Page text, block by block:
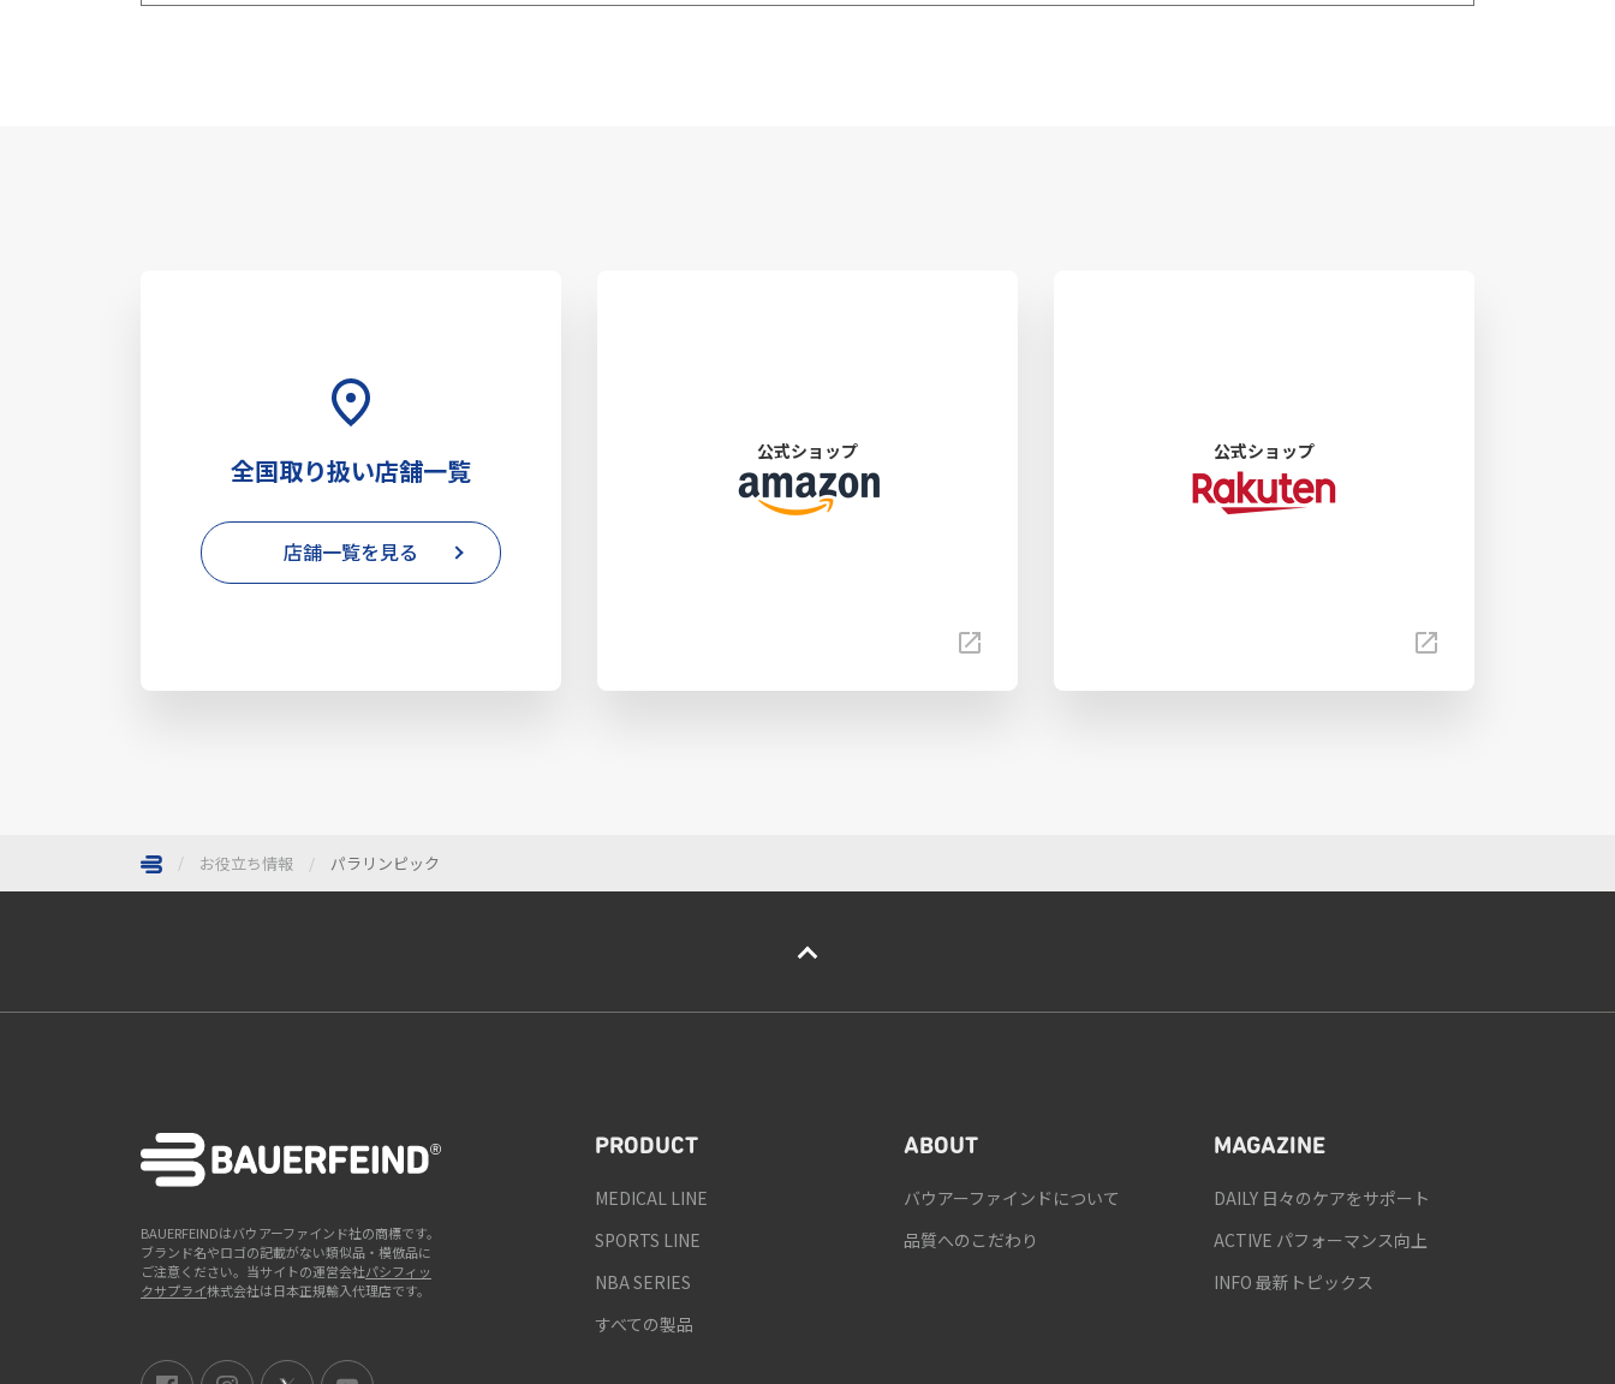
全国取り扱い店舗一覧
店舗一覧を見る
公式ショップ 公式ショップ
お役立ち情報 パラリンピック
ページトップへ
BAUERFEINDはバウアーファインド社の商標です。
ブランド名やロゴの記載がない類似品・模倣品に
ご注意ください。当サイトの運営会社パシフィッ
クサプライ株式会社は日本正規輸入代理店です。
PRODUCT
MEDICAL LINE
SPORTS LINE
NBA SERIES
すべての製品
ABOUT
バウアーファインドについて
品質へのこだわり
MAGAZINE
DAILY 日々のケアをサポート
ACTIVE パフォーマンス向上
INFO 最新トピックス